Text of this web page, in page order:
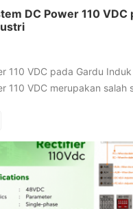
DC Power 110 VDC
110 VDC pada Gardu
110 VDC merupakan salah